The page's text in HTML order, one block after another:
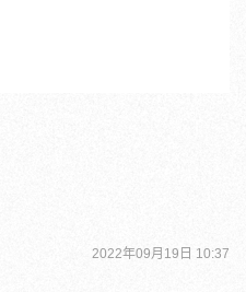
2022年09月19日 10:37